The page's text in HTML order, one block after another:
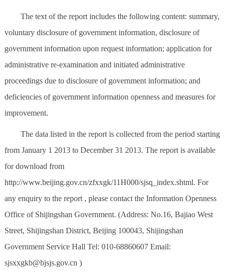
北京概况 十六区概览 人文北京
多语种
ENGLISH 한국어 日本語
ESPAÑOL العربية PORTUGUÊS
ITALIANO
The text of the report includes the following content: summary,
voluntary disclosure of government information, disclosure of
government information upon request information; application for
administrative re-examination and initiated administrative
proceedings due to disclosure of government information; and
deficiencies of government information openness and measures for
improvement.
The data listed in the report is collected from the period starting
from January 1 2013 to December 31 2013. The report is available
for download from
http://www.beijing.gov.cn/zfxxgk/11H000/sjsq_index.shtml. For
any enquiry to the report , please contact the Information Openness
Office of Shijingshan Government. (Address: No.16, Bajiao West
Street, Shijingshan District, Beijing 100043, Shijingshan
Government Service Hall Tel: 010-68860607 Email:
sjsxxgkb@bjsjs.gov.cn )